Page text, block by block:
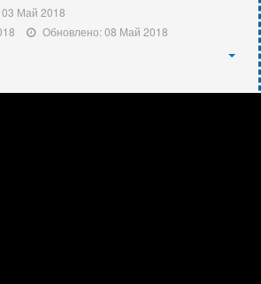
03 Май 2018
Обновлено: 08 Май 2018